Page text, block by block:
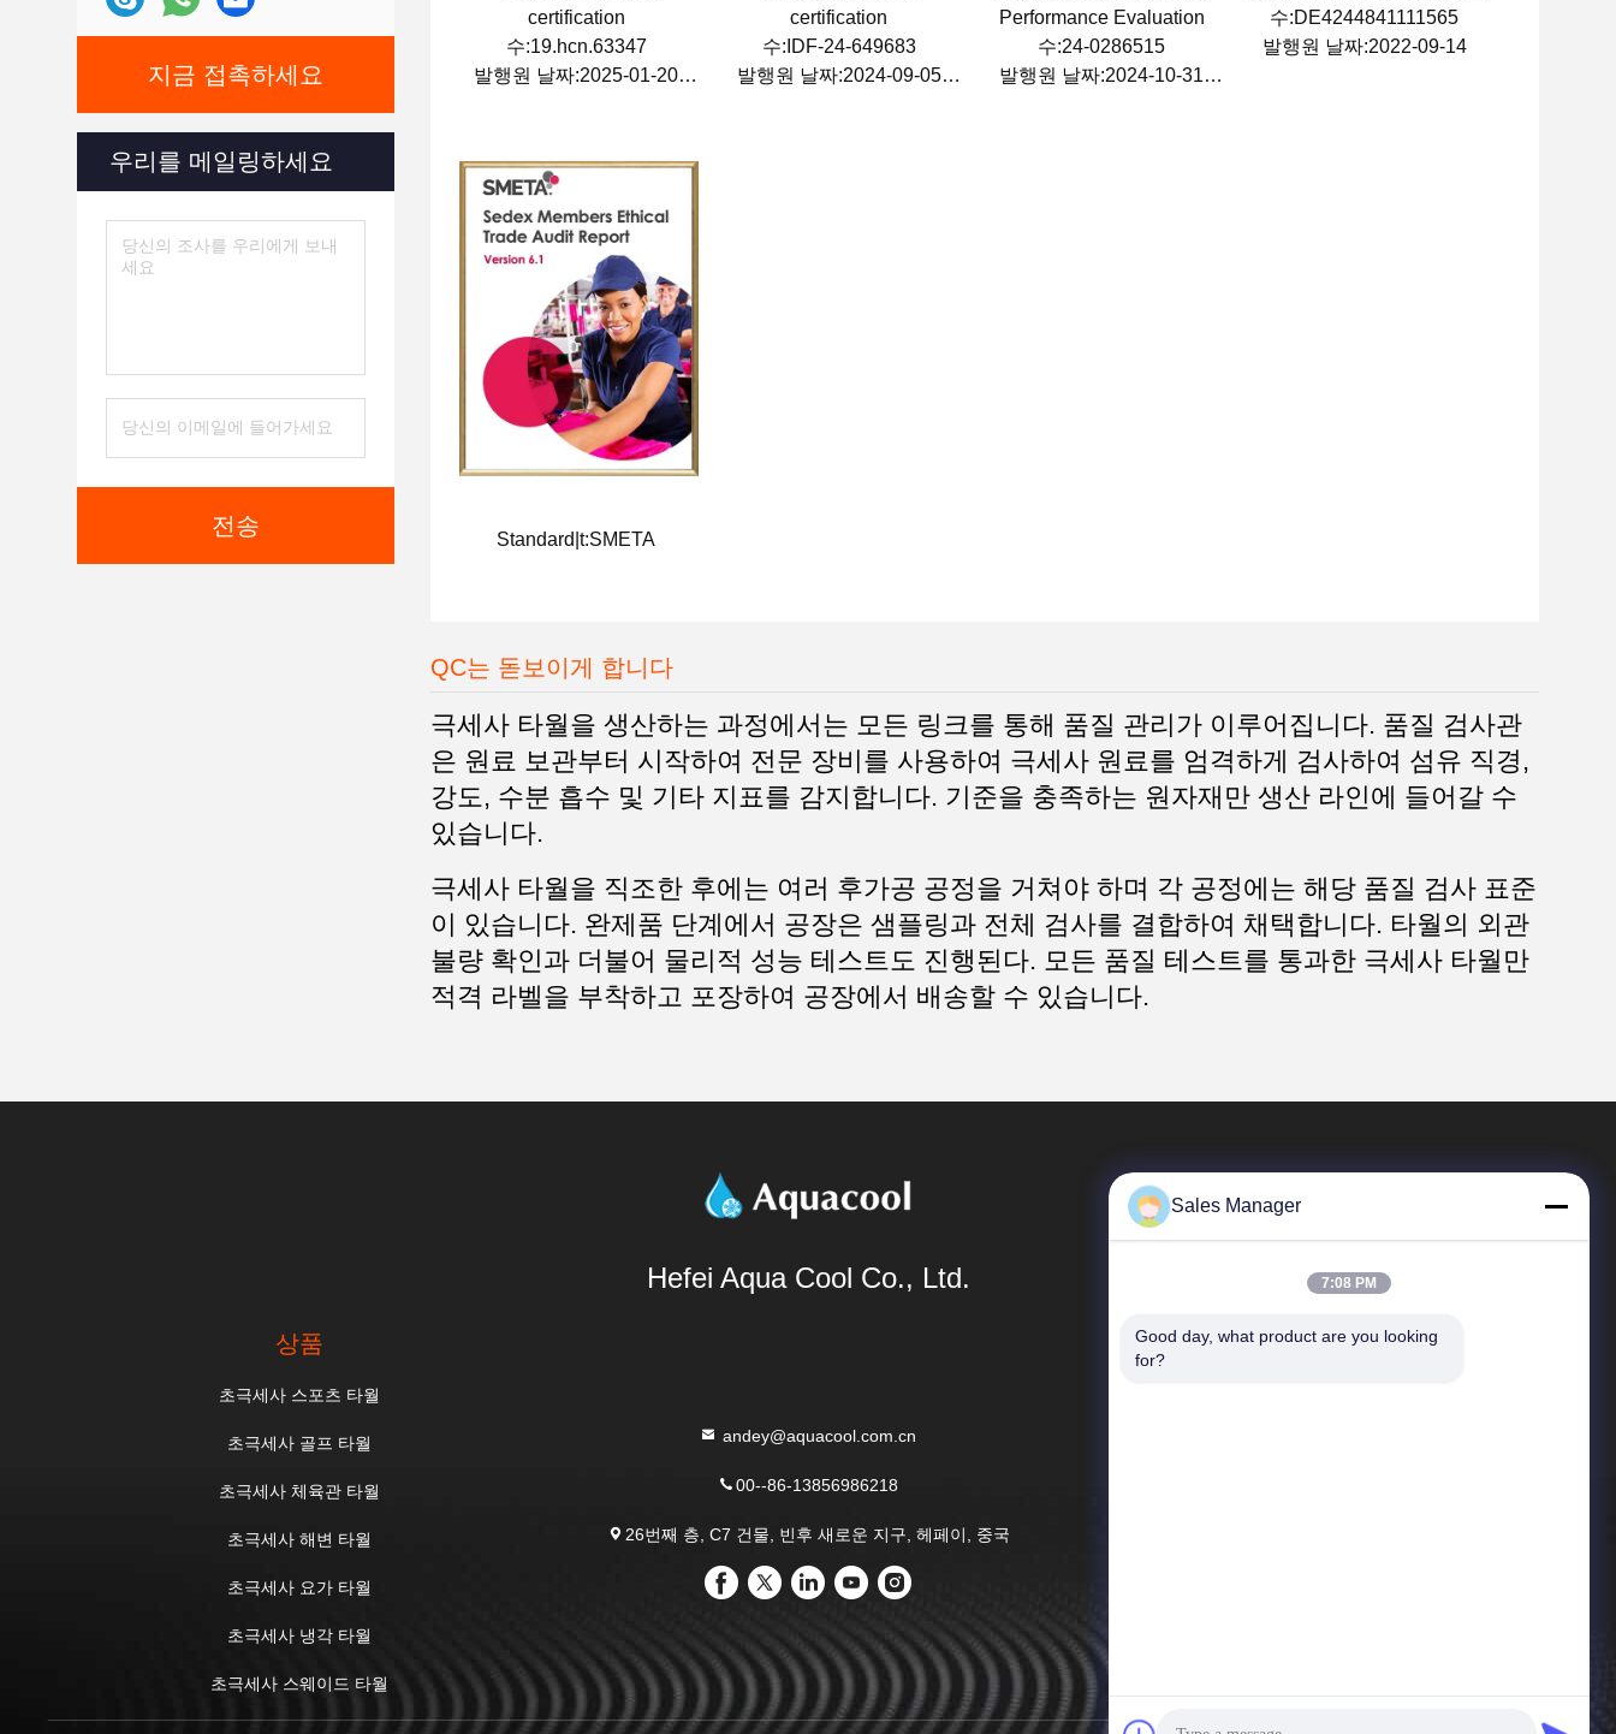
지금 접촉하세요
우리를 메일링하세요
전송
certification
수:19.hcn.63347
발행원 날짜:2025-01-20
certification
수:IDF-24-649683
발행원 날짜:2024-09-05
Performance Evaluation
수:24-0286515
발행원 날짜:2024-10-31
수:DE4244841111565
발행원 날짜:2022-09-14
Standard|t:SMETA
QC는 돋보이게 합니다
극세사 타월을 생산하는 과정에서는 모든 링크를 통해 품질 관리가 이루어집니다. 품질 검사관
은 원료 보관부터 시작하여 전문 장비를 사용하여 극세사 원료를 엄격하게 검사하여 섬유 직경,
강도, 수분 흡수 및 기타 지표를 감지합니다. 기준을 충족하는 원자재만 생산 라인에 들어갈 수
있습니다.
극세사 타월을 직조한 후에는 여러 후가공 공정을 거쳐야 하며 각 공정에는 해당 품질 검사 표준
이 있습니다. 완제품 단계에서 공장은 샘플링과 전체 검사를 결합하여 채택합니다. 타월의 외관
불량 확인과 더불어 물리적 성능 테스트도 진행된다. 모든 품질 테스트를 통과한 극세사 타월만
적격 라벨을 부착하고 포장하여 공장에서 배송할 수 있습니다.
Hefei Aqua Cool Co., Ltd.
상품
초극세사 스포츠 타월
초극세사 골프 타월
초극세사 체육관 타월
초극세사 해변 타월
초극세사 요가 타월
초극세사 냉각 타월
초극세사 스웨이드 타월
andey@aquacool.com.cn
00--86-13856986218
26번째 층, C7 건물, 빈후 새로운 지구, 헤페이, 중국
빠른 링크
Sales Manager
7:08 PM
Good day, what product are you looking
for?